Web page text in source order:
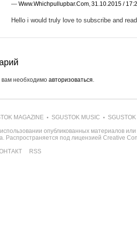
— Www.whichpullupbar.com,31.10.2015 /
Hello i would truly love to subscribe and
вам необходимо авторизоваться.
MAGAZINE • SGUSTOK MUSIC •
опубликованных материалов
Распространяется под лицензией Creative
RSS